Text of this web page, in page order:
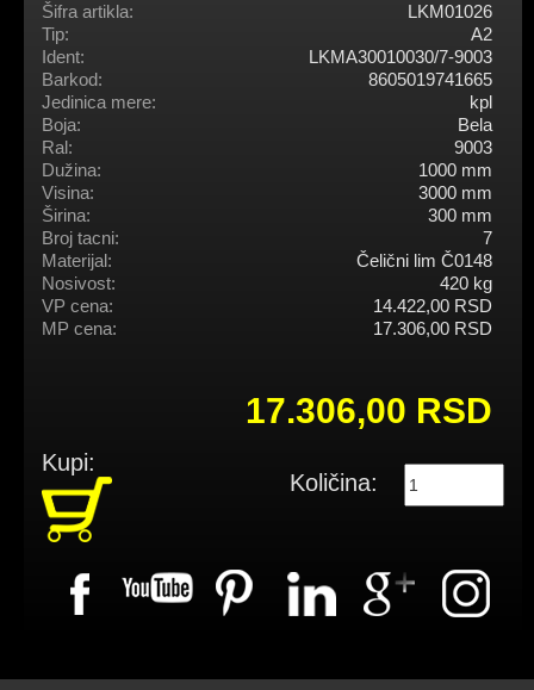
Šifra artikla:
LKM01026
Tip:
A2
Ident:
LKMA30010030/7-9003
Barkod:
8605019741665
Jedinica mere:
kpl
Boja:
Bela
Ral:
9003
Dužina:
1000 mm
Visina:
3000 mm
Širina:
300 mm
Broj tacni:
7
Materijal:
Čelični lim Č0148
Nosivost:
420 kg
VP cena:
14.422,00 RSD
MP cena:
17.306,00 RSD
17.306,00 RSD
Kupi:
Količina: